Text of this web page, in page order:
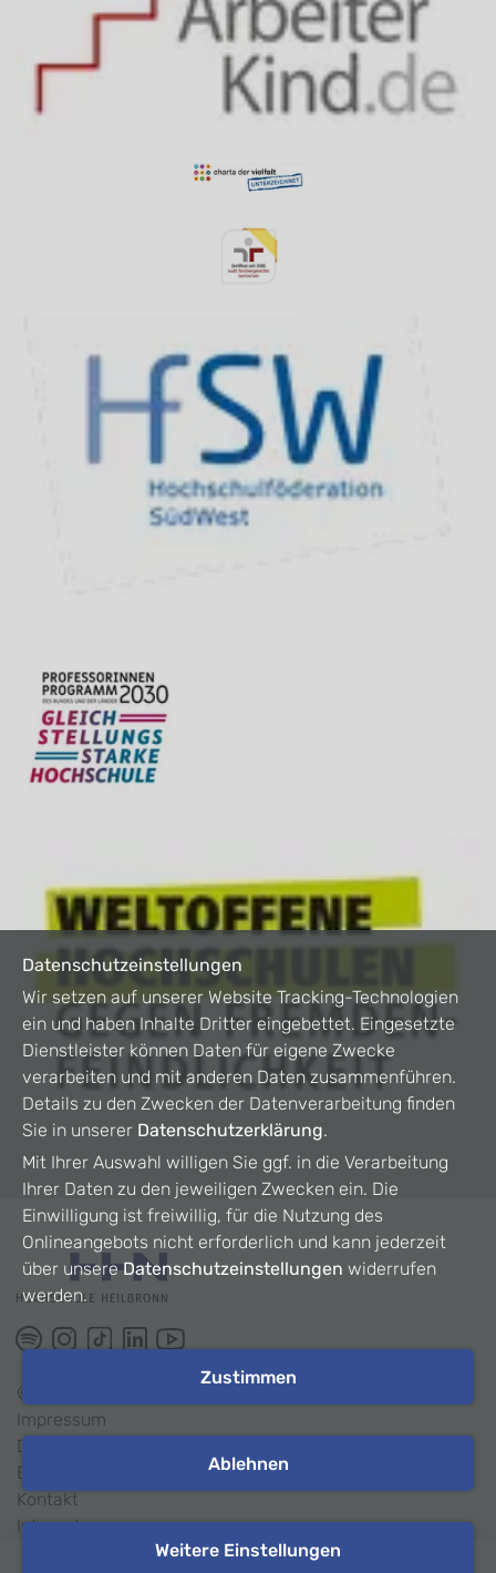
©
Impressum
Datenschutz
Barrierefreiheit
Kontakt
Intranet
Datenschutzeinstellungen
Wir setzen auf unserer Website Tracking-Technologien
ein und haben Inhalte Dritter eingebettet. Eingesetzte
Dienstleister können Daten für eigene Zwecke
verarbeiten und mit anderen Daten zusammenführen.
Details zu den Zwecken der Datenverarbeitung finden
Sie in unserer Datenschutzerklärung.
Mit Ihrer Auswahl willigen Sie ggf. in die Verarbeitung
Ihrer Daten zu den jeweiligen Zwecken ein. Die
Einwilligung ist freiwillig, für die Nutzung des
Onlineangebots nicht erforderlich und kann jederzeit
über unsereDatenschutzeinstellungen widerrufen
werden.
Zustimmen
Ablehnen
Weitere Einstellungen